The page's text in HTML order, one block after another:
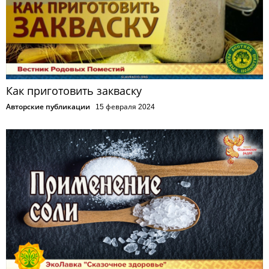
Как приготовить закваску
Авторские публикации 15 февраля 2024